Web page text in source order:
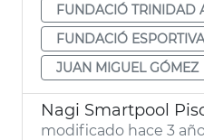
FUNDACIÓ TRINIDAD
FUNDACIÓ ESPORTIVA
JUAN MIGUEL GÓMEZ
Nagi Smartpool
modificado hace 3